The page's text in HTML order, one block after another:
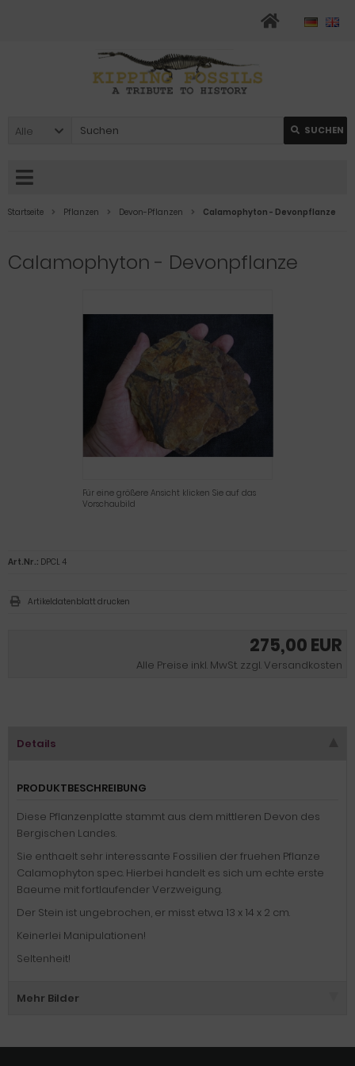
Alle SUCHEN
Startseite Pflanzen Devon-Pflanzen Calamophyton - Devonpflanze
Calamophyton - Devonpflanze
Für eine größere Ansicht klicken Sie auf das
Vorschaubild
275,00 EUR
Alle Preise inkl. MwSt. zzgl. Versandkosten
Art.Nr.: DPCL 4
Artikeldatenblatt drucken
Details
PRODUKTBESCHREIBUNG
Diese Pflanzenplatte stammt aus dem mittleren Devon des
Bergischen Landes.
Sie enthaelt sehr interessante Fossilien der fruehen Pflanze
Calamophyton spec. Hierbei handelt es sich um echte erste
Baeume mit fortlaufender Verzweigung.
Der Stein ist ungebrochen, er misst etwa 13 x 14 x 2 cm.
Keinerlei Manipulationen!
Seltenheit!
Mehr Bilder